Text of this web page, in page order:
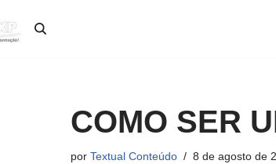
COMO SER
por Textual Conteúdo 8 de agosto de